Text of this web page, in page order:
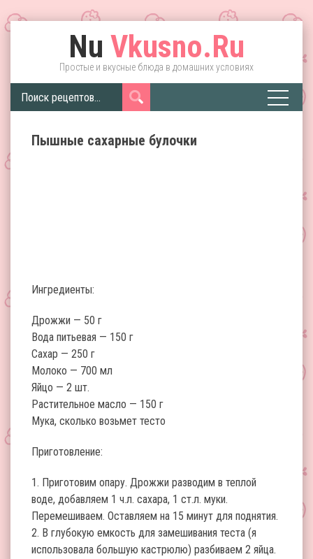
Nu Vkusno.Ru
Простые и вкусные блюда в домашних условиях
Пышные сахарные булочки
Ингредиенты:
Дрожжи — 50 г
Вода питьевая — 150 г
Сахар — 250 г
Молоко — 700 мл
Яйцо — 2 шт.
Растительное масло — 150 г
Мука, сколько возьмет тесто
Приготовление:
1. Приготовим опару. Дрожжи разводим в теплой
воде, добавляем 1 ч.л. сахара, 1 ст.л. муки.
Перемешиваем. Оставляем на 15 минут для поднятия.
2. В глубокую емкость для замешивания теста (я
использовала большую кастрюлю) разбиваем 2 яйца.